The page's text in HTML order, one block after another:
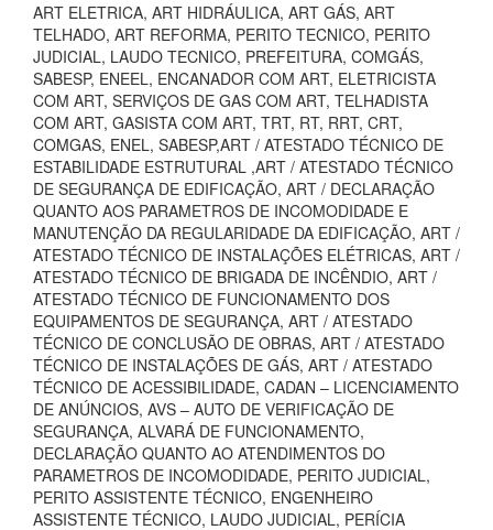
ART ELETRICA, ART HIDRÁULICA, ART GÁS, ART
TELHADO, ART REFORMA, PERITO TECNICO, PERITO
JUDICIAL, LAUDO TECNICO, PREFEITURA, COMGÁS,
SABESP, ENEEL, ENCANADOR COM ART, ELETRICISTA
COM ART, SERVIÇOS DE GAS COM ART, TELHADISTA
COM ART, GASISTA COM ART, TRT, RT, RRT, CRT,
COMGAS, ENEL, SABESP,ART / ATESTADO TÉCNICO DE
ESTABILIDADE ESTRUTURAL ,ART / ATESTADO TÉCNICO
DE SEGURANÇA DE EDIFICAÇÃO, ART / DECLARAÇÃO
QUANTO AOS PARAMETROS DE INCOMODIDADE E
MANUTENÇÃO DA REGULARIDADE DA EDIFICAÇÃO, ART /
ATESTADO TÉCNICO DE INSTALAÇÕES ELÉTRICAS, ART /
ATESTADO TÉCNICO DE BRIGADA DE INCÊNDIO, ART /
ATESTADO TÉCNICO DE FUNCIONAMENTO DOS
EQUIPAMENTOS DE SEGURANÇA, ART / ATESTADO
TÉCNICO DE CONCLUSÃO DE OBRAS, ART / ATESTADO
TÉCNICO DE INSTALAÇÕES DE GÁS, ART / ATESTADO
TÉCNICO DE ACESSIBILIDADE, CADAN – LICENCIAMENTO
DE ANÚNCIOS, AVS – AUTO DE VERIFICAÇÃO DE
SEGURANÇA, ALVARÁ DE FUNCIONAMENTO,
DECLARAÇÃO QUANTO AO ATENDIMENTOS DO
PARAMETROS DE INCOMODIDADE, PERITO JUDICIAL,
PERITO ASSISTENTE TÉCNICO, ENGENHEIRO
ASSISTENTE TÉCNICO, LAUDO JUDICIAL, PERÍCIA